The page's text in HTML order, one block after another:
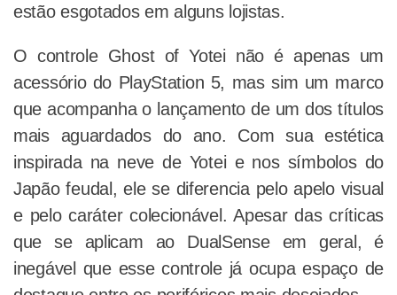
estão esgotados em alguns lojistas.
O controle Ghost of Yotei não é apenas um
acessório do PlayStation 5, mas sim um marco
que acompanha o lançamento de um dos títulos
mais aguardados do ano. Com sua estética
inspirada na neve de Yotei e nos símbolos do
Japão feudal, ele se diferencia pelo apelo visual
e pelo caráter colecionável. Apesar das críticas
que se aplicam ao DualSense em geral, é
inegável que esse controle já ocupa espaço de